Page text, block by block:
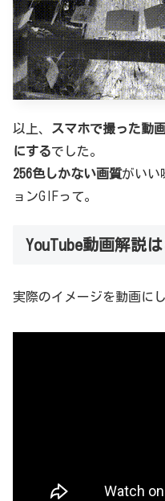
以上、
スマホで撮った動
にするでした。
256色しかない画質がいい
ョンGIFって。
YouTube動画解説
実際のイメージを動画に